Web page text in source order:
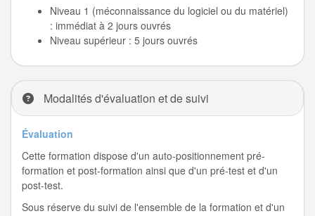
Niveau 1 (méconnaissance du logiciel ou du matériel)
: immédiat à 2 jours ouvrés
Niveau supérieur : 5 jours ouvrés
Modalités d'évaluation et de suivi
Évaluation
Cette formation dispose d'un auto-positionnement pré-
formation et post-formation ainsi que d'un pré-test et d'un
post-test.
Sous réserve du suivi de l'ensemble de la formation et d'un